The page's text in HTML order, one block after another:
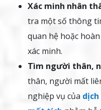
Xác minh nhân
tra một số thông
quan hệ hoặc
xác minh.
Tìm người thân,
thân, người mất
nghiệp vụ của